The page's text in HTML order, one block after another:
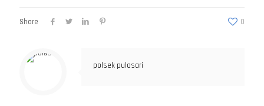
Share 0
polsek pulosari